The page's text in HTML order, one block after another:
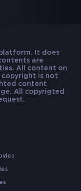
It does
are
All content on
copyright is not
content
All copyrigted